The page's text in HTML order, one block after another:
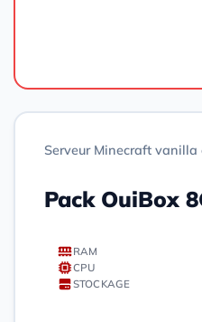
Serveur Minecraft
Pack OuiBox
RAM
CPU
STOCKAGE